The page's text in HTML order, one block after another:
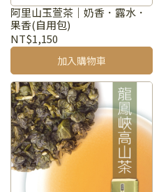
阿里山玉萱茶｜奶香．露水．
果香(自用包)
NT$1,150
加入購物車